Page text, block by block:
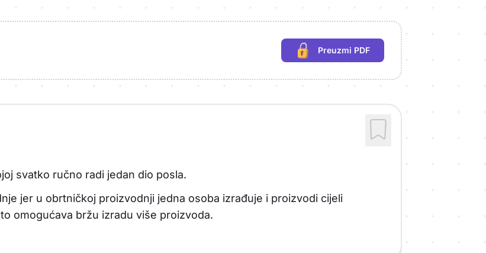
Preuzmi PDF
(potrebna prijava)
svatko ručno radi jedan dio posla.
jer u obrtničkoj proizvodnji jedna osoba izrađuje i proizvodi cijeli
omogućava bržu izradu više proizvoda.